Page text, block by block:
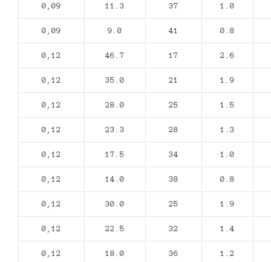
0,09 11.3 37 1.0
0,09 9.0 41 0.8
0,12 46.7 17 2.6
0,12 35.0 21 1.9
0,12 28.0 25 1.5
0,12 23.3 28 1.3
0,12 17.5 34 1.0
0,12 14.0 38 0.8
0,12 30.0 25 1.9
0,12 22.5 32 1.4
0,12 18.0 36 1.2